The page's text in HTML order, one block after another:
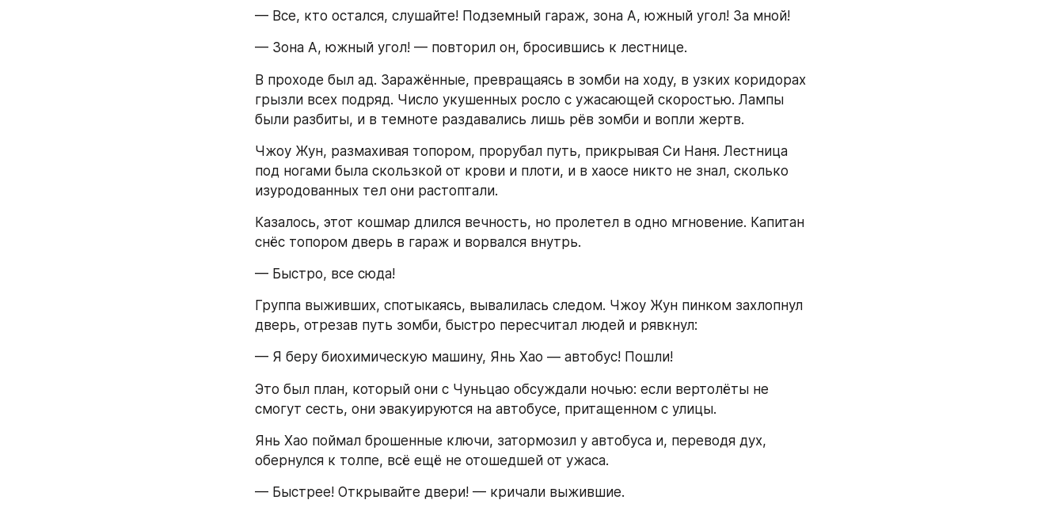
— Все, кто остался, слушайте! Подземный гараж, зона А, южный угол! За мной!
— Зона А, южный угол! — повторил он, бросившись к лестнице.
В проходе был ад. Заражённые, превращаясь в зомби на ходу, в узких коридорах
грызли всех подряд. Число укушенных росло с ужасающей скоростью. Лампы
были разбиты, и в темноте раздавались лишь рёв зомби и вопли жертв.
Чжоу Жун, размахивая топором, прорубал путь, прикрывая Си Наня. Лестница
под ногами была скользкой от крови и плоти, и в хаосе никто не знал, сколько
изуродованных тел они растоптали.
Казалось, этот кошмар длился вечность, но пролетел в одно мгновение. Капитан
снёс топором дверь в гараж и ворвался внутрь.
— Быстро, все сюда!
Группа выживших, спотыкаясь, вывалилась следом. Чжоу Жун пинком захлопнул
дверь, отрезав путь зомби, быстро пересчитал людей и рявкнул:
— Я беру биохимическую машину, Янь Хао — автобус! Пошли!
Это был план, который они с Чуньцао обсуждали ночью: если вертолёты не
смогут сесть, они эвакуируются на автобусе, притащенном с улицы.
Янь Хао поймал брошенные ключи, затормозил у автобуса и, переводя дух,
обернулся к толпе, всё ещё не отошедшей от ужаса.
— Быстрее! Открывайте двери! — кричали выжившие.